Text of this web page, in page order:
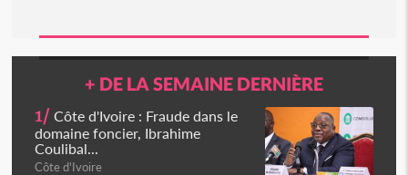
+ DE LA SEMAINE DERNIÈRE
1/ Côte d'Ivoire : Fraude dans le
domaine foncier, Ibrahime
Coulibal...
Côte d'Ivoire